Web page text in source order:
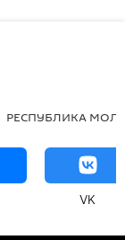
РЕСПУБЛИКА
VK